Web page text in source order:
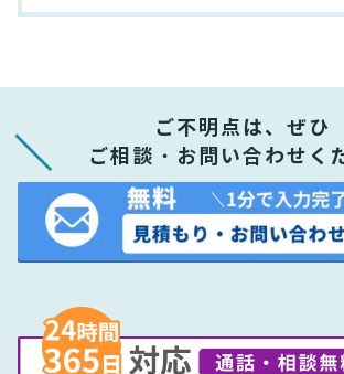
ご不明点は、ぜひ
ご相談・お問い合わせく